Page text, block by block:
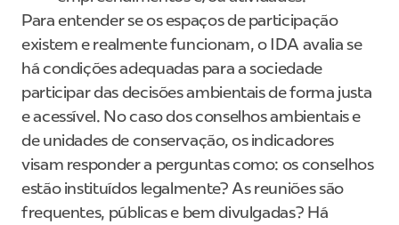
Para entender se os espaços de participação
existem e realmente funcionam, o IDA avalia se
há condições adequadas para a sociedade
participar das decisões ambientais de forma justa
e acessível. No caso dos conselhos ambientais e
de unidades de conservação, os indicadores
visam responder a perguntas como: os conselhos
estão instituídos legalmente? As reuniões são
frequentes, públicas e bem divulgadas? Há